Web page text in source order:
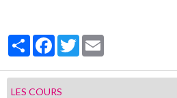
Sondages
PartagerFacebook
Twitter
LES COURS